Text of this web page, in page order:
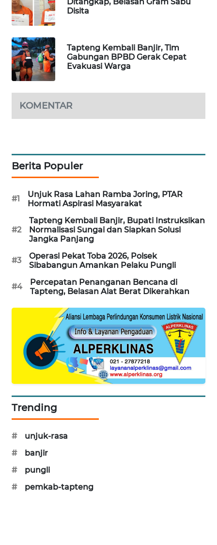
Ditangkap, Belasan Gram Sabu
Disita
Tapteng Kembali Banjir, Tim
Gabungan BPBD Gerak Cepat
Evakuasi Warga
KOMENTAR
Berita Populer
#1
Unjuk Rasa Lahan Ramba Joring, PTAR
Hormati Aspirasi Masyarakat
#2
Tapteng Kembali Banjir, Bupati Instruksikan
Normalisasi Sungai dan Siapkan Solusi
Jangka Panjang
#3
Operasi Pekat Toba 2026, Polsek
Sibabangun Amankan Pelaku Pungli
#4
Percepatan Penanganan Bencana di
Tapteng, Belasan Alat Berat Dikerahkan
Trending
#
unjuk-rasa
#
banjir
#
pungli
#
pemkab-tapteng
NEWS
JURNAL
MARITIM
HUMBANG
NEWS
GARONGGANG
NEWS
ENERGI
CILEUNGSI
NEWS
BERKAT
NEWS
BERAMPU
NEWS
AKHLAK
ID
NEWS
ASA